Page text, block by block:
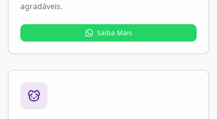
agradáveis.
Saiba Mais